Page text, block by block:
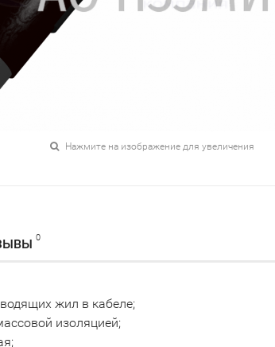
Нажмите на изображение для увеличения
0
жил в кабеле;
изоляцией;